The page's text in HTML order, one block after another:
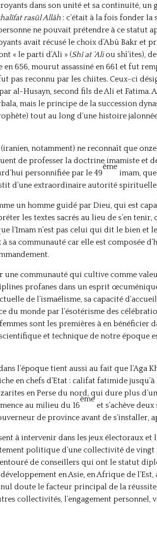
dans son unité et sa continuité, un
rasûl Allâh: c’était à la fois fonder la
ne pouvait prétendre à ce statut
avait récusé le choix d’Abû Bakr et
« le parti d’Ali » (Shî at ‘Aliou shî’ites),
656, mourut assassiné en 661 et fut
pas reconnu par les chiites. Ceux-ci
al-Husayn, second fils de Ali et
mais le principe de la succession
tout au long d’une histoire
notamment) ne reconnaît que
de professer la doctrine imamiste et
personnifiée par le 49
ème
imam,
d’une extraordinaire autorité spirituelle.
un homme guidé par Dieu, qui est
les textes sacrés au lieu de s’en
l’Imam n’est pas celui qui dit le bien et
communauté car elle est composée
une communauté qui cultive comme
profanes dans un esprit
de l’ismaélisme, sa capacité
du monde par l’ésotérisme des
sont les premières à en bénéficier
et technique de notre époque
l’époque tient aussi au fait que l’Aga
en chefs d’Etat : califat fatimide
en Perse du nord, qui dure plus
au milieu du 16
ème
et s’achève
de province avant de s’installer,
à intervenir dans les jeux électoraux
politique d’une collectivité de
de conseillers qui ont le statut
en Asie, en Afrique de
nul doute le facteur principal de la
collectivités, l’engagement